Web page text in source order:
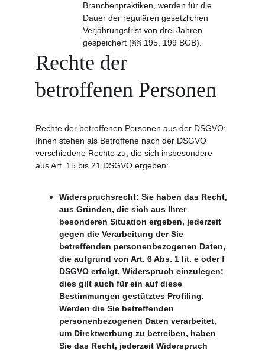
Branchenpraktiken, werden für die
Dauer der regulären gesetzlichen
Verjährungsfrist von drei Jahren
gespeichert (§§ 195, 199 BGB).
Rechte der
betroffenen Personen
Rechte der betroffenen Personen aus der DSGVO:
Ihnen stehen als Betroffene nach der DSGVO
verschiedene Rechte zu, die sich insbesondere
aus Art. 15 bis 21 DSGVO ergeben:
Widerspruchsrecht: Sie haben das Recht,
aus Gründen, die sich aus Ihrer
besonderen Situation ergeben, jederzeit
gegen die Verarbeitung der Sie
betreffenden personenbezogenen Daten,
die aufgrund von Art. 6 Abs. 1 lit. e oder f
DSGVO erfolgt, Widerspruch einzulegen;
dies gilt auch für ein auf diese
Bestimmungen gestütztes Profiling.
Werden die Sie betreffenden
personenbezogenen Daten verarbeitet,
um Direktwerbung zu betreiben, haben
Sie das Recht, jederzeit Widerspruch